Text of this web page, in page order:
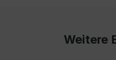
Weitere